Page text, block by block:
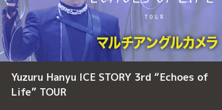
Yuzuru Hanyu ICE STORY 3rd “Echoes of
Life” TOUR